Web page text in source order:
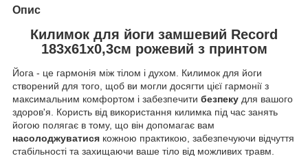
Опис
Килимок для йоги замшевий Record
183x61x0,3см рожевий з принтом
Йога - це гармонія між тілом і духом. Килимок для йоги
створений для того, щоб ви могли досягти цієї гармонії з
максимальним комфортом і забезпечити безпеку для вашого
здоров'я. Користь від використання килимка під час занять
йогою полягає в тому, що він допомагає вам
насолоджуватися кожною практикою, забезпечуючи відчуття
стабільності та захищаючи ваше тіло від можливих травм.